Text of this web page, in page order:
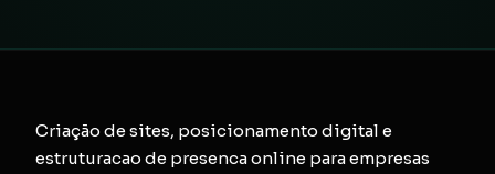
Criação de sites, posicionamento digital e
estruturacao de presenca online para empresas